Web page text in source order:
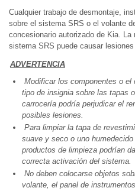
Cualquier trabajo de desmontaje,
sobre el sistema SRS o el volante
concesionario autorizado de Kia. La
sistema SRS puede causar
ADVERTENCIA
Modificar los componentes o el
tipo de insignia sobre las tapas
carrocería podría perjudicar el
posibles lesiones.
Para limpiar la tapa de
suave y seco o uno
productos de limpieza podrían
correcta activación del sistema.
No deben colocarse objetos
volante, el panel de